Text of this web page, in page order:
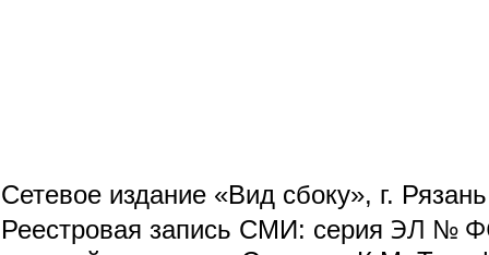
Сетевое издание «Вид сбоку», г.
Реестровая запись СМИ: серия ЭЛ №